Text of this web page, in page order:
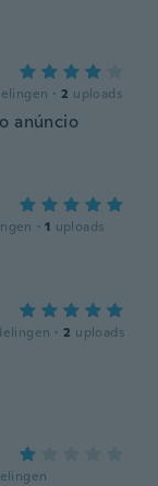
· 2 uploads
anúncio
· 1 uploads
· 2 uploads